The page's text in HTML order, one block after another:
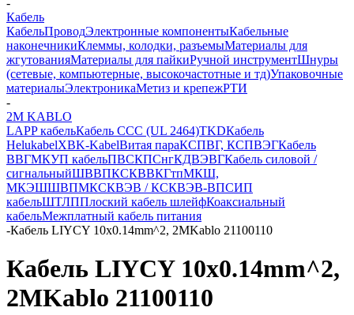
-
Кабель
КабельПроводЭлектронные компонентыКабельные
наконечникиКлеммы, колодки, разъемыМатериалы для
жгутованияМатериалы для пайкиРучной инструментШнуры
(сетевые, компьютерные, высокочастотные и тд)Упаковочные
материалыЭлектроникаМетиз и крепежРТИ
-
2M KABLO
LAPP кабельКабель CCC (UL 2464)TKDКабель
HelukabelXBK-KabelВитая параКСПВГ, КСПВЭГКабель
ВВГМКУП кабельПВСКПСнгКДВЭВГКабель силовой /
сигнальныйШВВПКСКВВКГтпМКШ,
МКЭШШВПМКСКВЭВ / КСКВЭВ-ВПСИП
кабельШТЛППлоский кабель шлейфКоаксиальный
кабельМежплатный кабель питания
-Кабель LIYCY 10x0.14mm^2, 2MKablo 21100110
Кабель LIYCY 10x0.14mm^2,
2MKablo 21100110